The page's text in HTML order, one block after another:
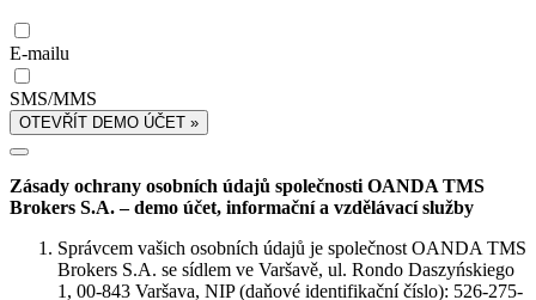
E-mailu
SMS/MMS
OTEVŘÍT DEMO ÚČET »
Zásady ochrany osobních údajů společnosti OANDA TMS
Brokers S.A. – demo účet, informační a vzdělávací služby
Správcem vašich osobních údajů je společnost OANDA TMS
Brokers S.A. se sídlem ve Varšavě, ul. Rondo Daszyńskiego
1, 00-843 Varšava, NIP (daňové identifikační číslo): 526-275-